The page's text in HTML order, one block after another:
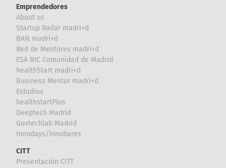
Emprendedores
About us
Startup Radar madri+d
BAN madri+d
Red de Mentores madri+d
ESA BIC Comunidad de Madrid
healthStart madri+d
Business Mentor madri+d
Estudios
healthstartPlus
Deeptech Madrid
Govtechlab Madrid
Innodays/Innobares
CITT
Presentación CITT